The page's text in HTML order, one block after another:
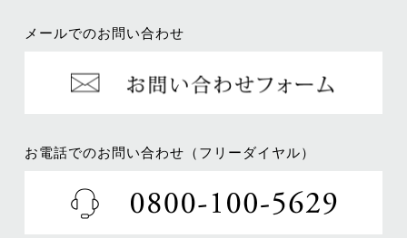
メールでのお問い合わせ
お電話でのお問い合わせ（フリーダイヤル）